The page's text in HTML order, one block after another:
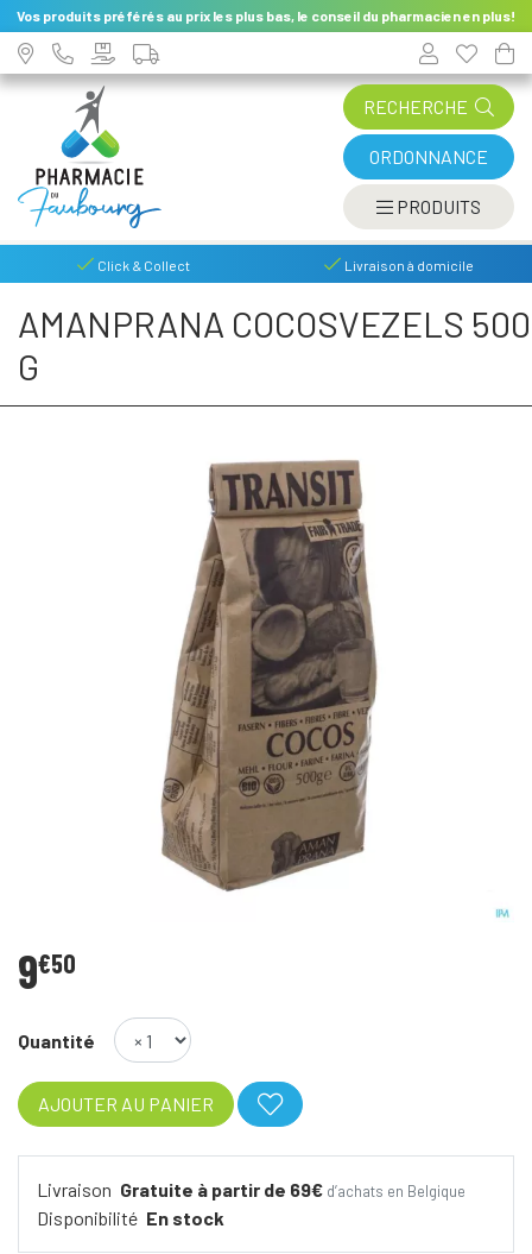
Vos produits préférés au prix les plus bas, le conseil du pharmacien en plus!
RECHERCHE
ORDONNANCE
PRODUITS
Click & Collect Livraison à domicile
AMANPRANA COCOSVEZELS 500
G
9€50
Quantité
AJOUTER AU PANIER
Livraison Gratuite à partir de 69€ d’achats en Belgique
Disponibilité En stock